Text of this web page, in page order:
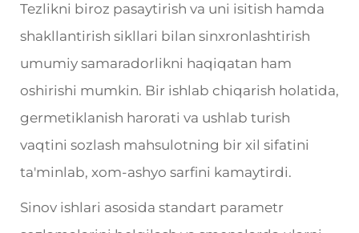
Tezlikni biroz pasaytirish va uni isitish hamda
shakllantirish sikllari bilan sinxronlashtirish
umumiy samaradorlikni haqiqatan ham
oshirishi mumkin. Bir ishlab chiqarish holatida,
germetiklanish harorati va ushlab turish
vaqtini sozlash mahsulotning bir xil sifatini
ta'minlab, xom-ashyo sarfini kamaytirdi.
Sinov ishlari asosida standart parametr